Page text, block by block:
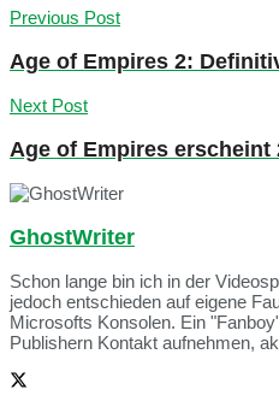
Previous Post
Age of Empires 2:
Next Post
Age of Empires erscheint
GhostWriter
Schon lange bin ich in der
jedoch entschieden auf eigene
Microsofts Konsolen. Ein
Publishern Kontakt aufnehmen,